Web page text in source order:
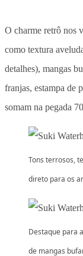
O charme retrô nos
como textura
detalhes), mangas
franjas, estampa de
somam na pegada
Tons terrosos,
direto para os
Destaque para
de mangas